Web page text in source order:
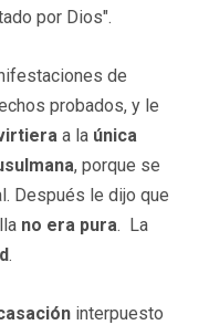
por Dios".
de
probados, y le
a la única
, porque se
Después le dijo que
no era pura. La
.
interpuesto